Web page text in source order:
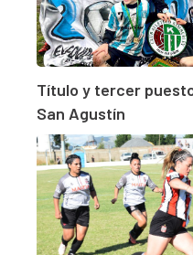
Título y tercer
San Agustín